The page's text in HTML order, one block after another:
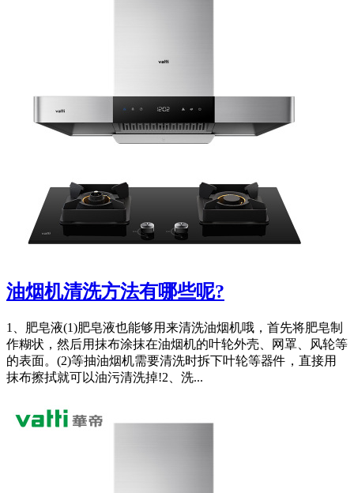
油烟机清洗方法有哪些呢?
1、肥皂液(1)肥皂液也能够用来清洗油烟机哦，首先将肥皂制
作糊状，然后用抹布涂抹在油烟机的叶轮外壳、网罩、风轮等
的表面。(2)等抽油烟机需要清洗时拆下叶轮等器件，直接用
抹布擦拭就可以油污清洗掉!2、洗...